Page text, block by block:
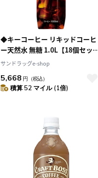
◆キーコーヒー リキッドコーヒ
ー天然水 無糖 1.0L【18個セッ
ト】
サンドラッグe-shop
5,668 円 （税込）
積算 52 マイル (1倍)